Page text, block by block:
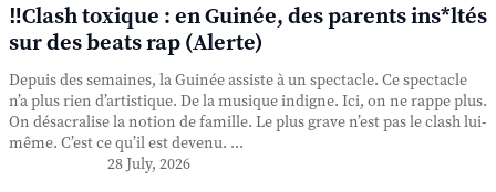
‼️Clash toxique : en Guinée, des parents ins*ltés
sur des beats rap (Alerte)
Depuis des semaines, la Guinée assiste à un spectacle. Ce spectacle
n’a plus rien d’artistique. De la musique indigne. Ici, on ne rappe plus.
On désacralise la notion de famille. Le plus grave n’est pas le clash lui-
même. C’est ce qu’il est devenu. ...
28 July, 2026